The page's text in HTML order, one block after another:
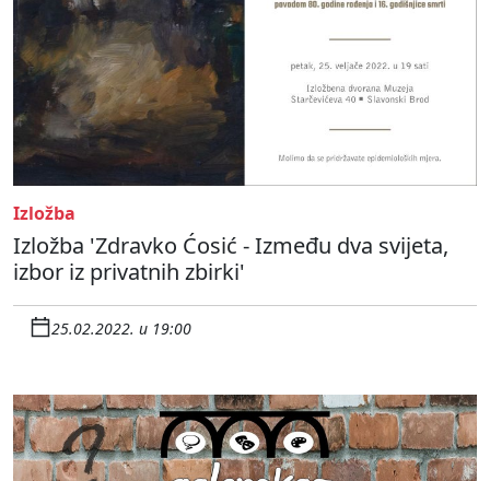
Izložba
Izložba 'Zdravko Ćosić - Između dva svijeta,
izbor iz privatnih zbirki'
25.02.2022. u 19:00